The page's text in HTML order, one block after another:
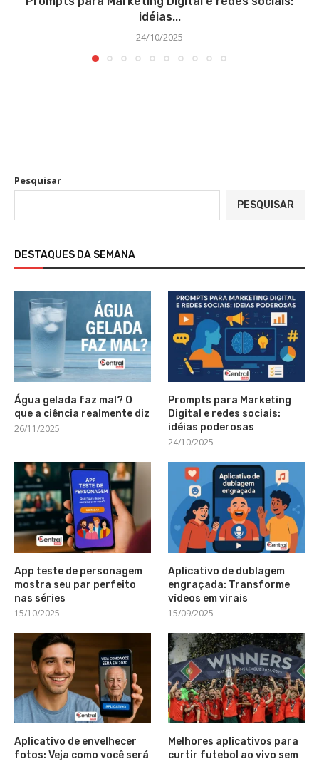
idéias...
24/10/2025
Pesquisar
PESQUISAR
DESTAQUES DA SEMANA
Água gelada faz mal? O
que a ciência realmente diz
26/11/2025
Prompts para Marketing
Digital e redes sociais:
idéias poderosas
24/10/2025
App teste de personagem
mostra seu par perfeito
nas séries
15/10/2025
Aplicativo de dublagem
engraçada: Transforme
vídeos em virais
15/09/2025
Aplicativo de envelhecer
fotos: Veja como você será
Melhores aplicativos para
curtir futebol ao vivo sem